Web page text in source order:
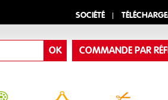
SOCIÉTÉ
COMMANDE PAR